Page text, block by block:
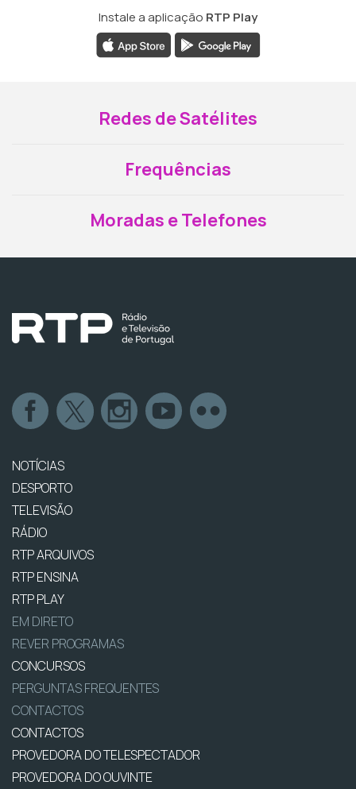
Instale a aplicação RTP Play
Redes de Satélites
Frequências
Moradas e Telefones
NOTÍCIAS
DESPORTO
TELEVISÃO
RÁDIO
RTP ARQUIVOS
RTP ENSINA
RTP PLAY
EM DIRETO
REVER PROGRAMAS
CONCURSOS
PERGUNTAS FREQUENTES
CONTACTOS
CONTACTOS
PROVEDORA DO TELESPECTADOR
PROVEDORA DO OUVINTE